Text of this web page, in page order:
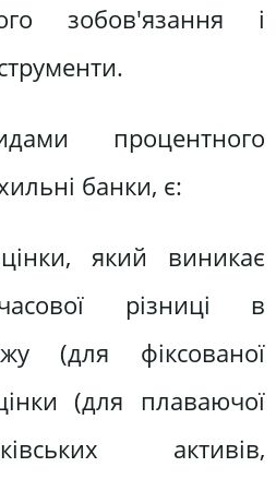
зобов'язання і
процентного
банки, є:
який виникає
різниці в
(для фіксованої
(для плаваючої
активів,